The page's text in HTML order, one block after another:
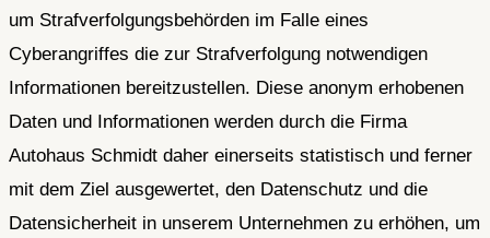
um Strafverfolgungsbehörden im Falle eines
Cyberangriffes die zur Strafverfolgung notwendigen
Informationen bereitzustellen. Diese anonym erhobenen
Daten und Informationen werden durch die Firma
Autohaus Schmidt daher einerseits statistisch und ferner
mit dem Ziel ausgewertet, den Datenschutz und die
Datensicherheit in unserem Unternehmen zu erhöhen, um